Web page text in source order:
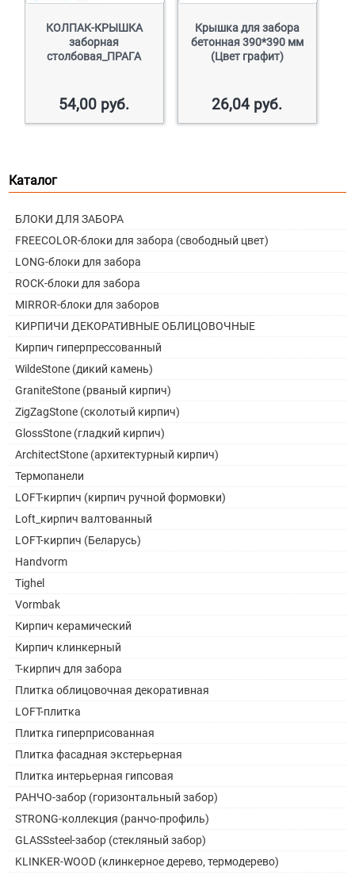
КОЛПАК-КРЫШКА
заборная
столбовая_ПРАГА
54,00 руб.
Крышка для забора
бетонная 390*390 мм
(Цвет графит)
26,04 руб.
Каталог
БЛОКИ ДЛЯ ЗАБОРА
FREECOLOR-блоки для забора (свободный цвет)
LONG-блоки для забора
ROCK-блоки для забора
MIRROR-блоки для заборов
КИРПИЧИ ДЕКОРАТИВНЫЕ ОБЛИЦОВОЧНЫЕ
Кирпич гиперпрессованный
WildeStone (дикий камень)
GraniteStone (рваный кирпич)
ZigZagStone (сколотый кирпич)
GlossStone (гладкий кирпич)
ArchitectStone (архитектурный кирпич)
Термопанели
LOFT-кирпич (кирпич ручной формовки)
Loft_кирпич валтованный
LOFT-кирпич (Беларусь)
Handvorm
Tighel
Vormbak
Кирпич керамический
Кирпич клинкерный
Т-кирпич для забора
Плитка облицовочная декоративная
LOFT-плитка
Плитка гиперприсованная
Плитка фасадная экстерьерная
Плитка интерьерная гипсовая
РАНЧО-забор (горизонтальный забор)
STRONG-коллекция (ранчо-профиль)
GLASSsteel-забор (стекляный забор)
KLINKER-WOOD (клинкерное дерево, термодерево)